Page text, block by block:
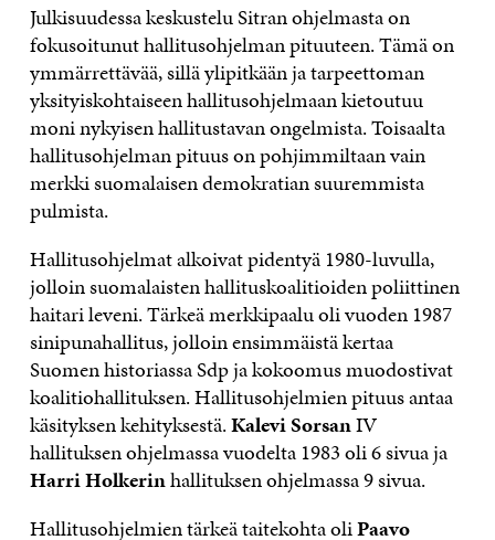
Julkisuudessa keskustelu Sitran ohjelmasta on
fokusoitunut hallitusohjelman pituuteen. Tämä on
ymmärrettävää, sillä ylipitkään ja tarpeettoman
yksityiskohtaiseen hallitusohjelmaan kietoutuu
moni nykyisen hallitustavan ongelmista. Toisaalta
hallitusohjelman pituus on pohjimmiltaan vain
merkki suomalaisen demokratian suuremmista
pulmista.
Hallitusohjelmat alkoivat pidentyä 1980-luvulla,
jolloin suomalaisten hallituskoalitioiden poliittinen
haitari leveni. Tärkeä merkkipaalu oli vuoden 1987
sinipunahallitus, jolloin ensimmäistä kertaa
Suomen historiassa Sdp ja kokoomus muodostivat
koalitiohallituksen. Hallitusohjelmien pituus antaa
käsityksen kehityksestä.Kalevi SorsanIV
hallituksen ohjelmassa vuodelta 1983 oli 6 sivua ja
Harri Holkerinhallituksen ohjelmassa 9 sivua.
Hallitusohjelmien tärkeä taitekohta oliPaavo